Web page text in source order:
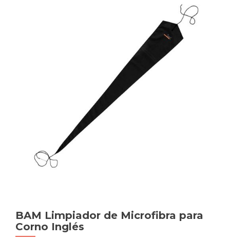
BAM Limpiador de Microfibra para
Corno Inglés